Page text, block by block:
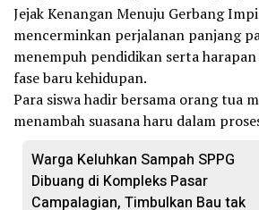
Jejak Kenangan Menuju Gerbang
mencerminkan perjalanan panjang
menempuh pendidikan serta
fase baru kehidupan.
Para siswa hadir bersama orang tua
menambah suasana haru dalam
Warga Keluhkan Sampah SPPG
Dibuang di Kompleks Pasar
Campalagian, Timbulkan Bau tak